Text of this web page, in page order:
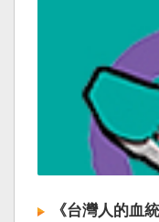
《台灣人的血